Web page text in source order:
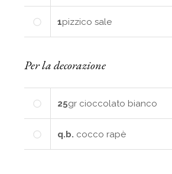
1pizzico sale
Per la decorazione
25gr cioccolato bianco
q.b. cocco rapè